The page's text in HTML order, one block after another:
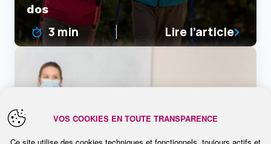
dos
3 min Lire l’article
VOS COOKIES EN TOUTE TRANSPARENCE
Ce site utilise des cookies techniques et fonctionnels, toujours actifs et